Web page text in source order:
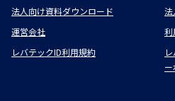
法人向け資料ダウンロード
法
運営会社
利
レバテックID利用規約